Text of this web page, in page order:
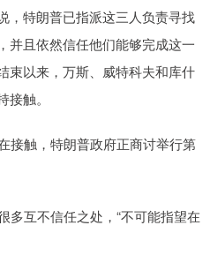
，特朗普已指派这三人负责寻找
并且依然信任他们能够完成这一
束以来，万斯、威特科夫和库什
触。
接触，特朗普政府正商讨举行第
多互不信任之处，“不可能指望在